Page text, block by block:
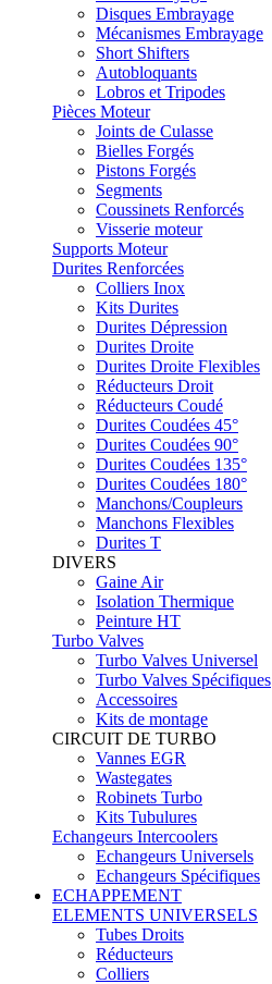
Disques Embrayage
Mécanismes Embrayage
Short Shifters
Autobloquants
Lobros et Tripodes
Pièces Moteur
Joints de Culasse
Bielles Forgés
Pistons Forgés
Segments
Coussinets Renforcés
Visserie moteur
Supports Moteur
Durites Renforcées
Colliers Inox
Kits Durites
Durites Dépression
Durites Droite
Durites Droite Flexibles
Réducteurs Droit
Réducteurs Coudé
Durites Coudées 45°
Durites Coudées 90°
Durites Coudées 135°
Durites Coudées 180°
Manchons/Coupleurs
Manchons Flexibles
Durites T
DIVERS
Gaine Air
Isolation Thermique
Peinture HT
Turbo Valves
Turbo Valves Universel
Turbo Valves Spécifiques
Accessoires
Kits de montage
CIRCUIT DE TURBO
Vannes EGR
Wastegates
Robinets Turbo
Kits Tubulures
Echangeurs Intercoolers
Echangeurs Universels
Echangeurs Spécifiques
ECHAPPEMENT
ELEMENTS UNIVERSELS
Tubes Droits
Réducteurs
Colliers